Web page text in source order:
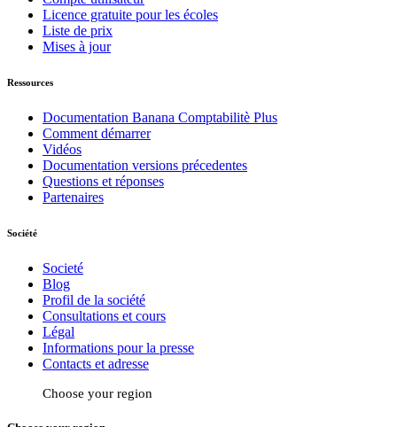
Licence gratuite pour les écoles
Liste de prix
Mises à jour
Ressources
Documentation Banana Comptabilitè Plus
Comment démarrer
Vidéos
Documentation versions précedentes
Questions et réponses
Partenaires
Société
Societé
Blog
Profil de la société
Consultations et cours
Légal
Informations pour la presse
Contacts et adresse
Choose your region